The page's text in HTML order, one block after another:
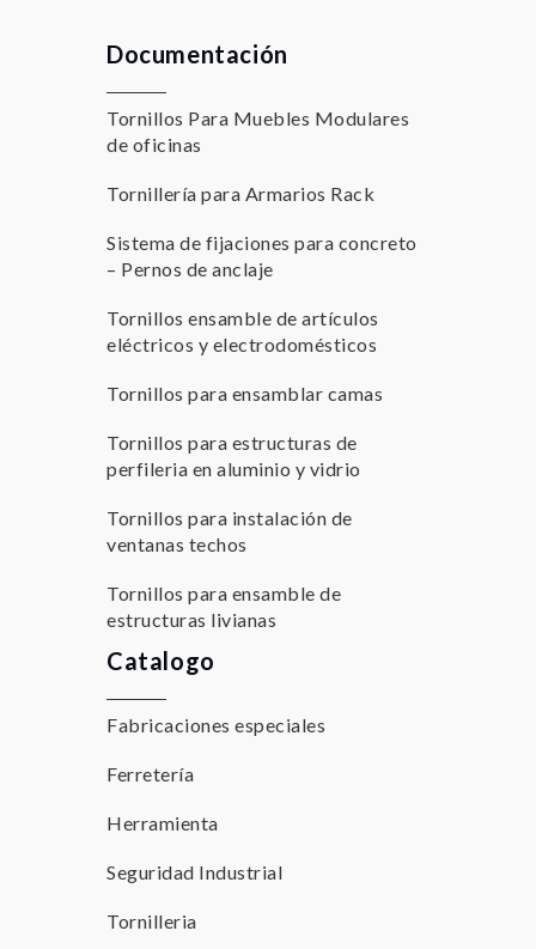
Documentación
Tornillos Para Muebles Modulares
de oficinas
Tornillería para Armarios Rack
Sistema de fijaciones para concreto
– Pernos de anclaje
Tornillos ensamble de artículos
eléctricos y electrodomésticos
Tornillos para ensamblar camas
Tornillos para estructuras de
perfileria en aluminio y vidrio
Tornillos para instalación de
ventanas techos
Tornillos para ensamble de
estructuras livianas
Catalogo
Fabricaciones especiales
Ferretería
Herramienta
Seguridad Industrial
Tornilleria